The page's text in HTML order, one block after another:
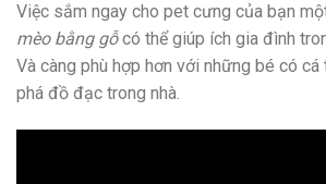
Việc sắm ngay cho pet cưng của bạn
mèo bằng gỗcó thể giúp ích gia đình
Và càng phù hợp hơn với những bé có cá
phá đồ đạc trong nhà.